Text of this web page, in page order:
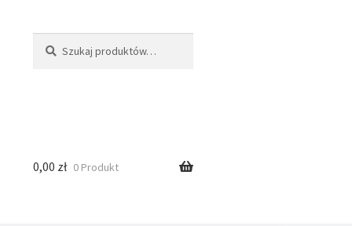
0,00 zł 0 Produkt